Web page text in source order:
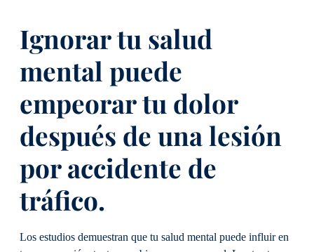
Ignorar tu salud
mental puede
empeorar tu dolor
después de una lesión
por accidente de
tráfico.
Los estudios demuestran que tu salud mental puede influir en